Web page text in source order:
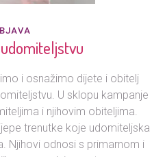
i osnažimo dijete i obitelj
U sklopu kampanje
i njihovim obiteljima.
trenutke koje udomiteljska
Njihovi odnosi s primarnom i